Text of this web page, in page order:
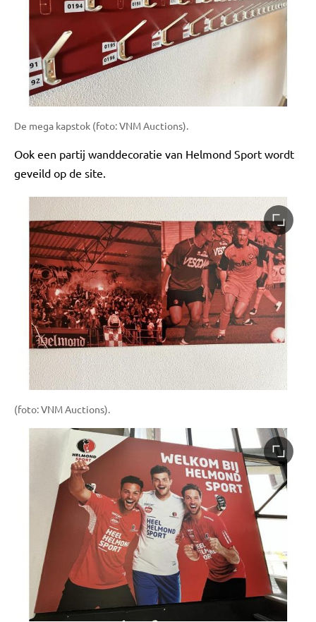
De mega kapstok (foto: VNM Auctions).
Ook een partij wanddecoratie van Helmond Sport wordt
geveild op de site.
(foto: VNM Auctions).